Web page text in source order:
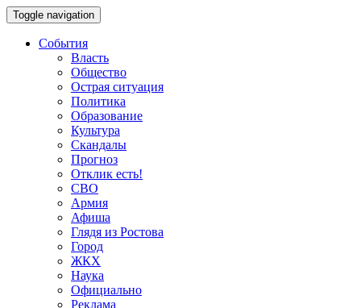
Toggle navigation
События
Власть
Общество
Острая ситуация
Политика
Образование
Культура
Скандалы
Прогноз
Отклик есть!
СВО
Армия
Афиша
Глядя из Ростова
Город
ЖКХ
Наука
Официально
Реклама